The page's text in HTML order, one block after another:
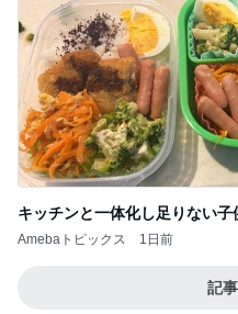
キッチンと一体化し足りない子
Amebaトピックス 1日前
記